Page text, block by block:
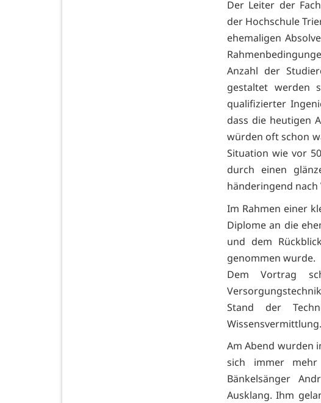
Der Leiter der
der Hochschule
ehemaligen
Anzahl der
gestaltet werden
qualifizierter
dass die heutigen
würden oft schon
Situation wie vor
durch einen
händeringend
Im Rahmen einer
Diplome an die
und dem
genommen wurde.
Dem Vortrag
Stand der
Wissensvermittlung.
Am Abend wurden
sich immer mehr
Bänkelsänger
Ausklang. Ihm